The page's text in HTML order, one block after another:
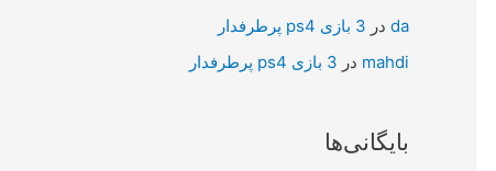
da در 3 بازی ps4 پرطرفدار
mahdi در 3 بازی ps4 پرطرفدار
بایگانی‌ها